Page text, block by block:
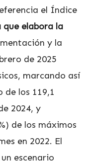
el Índice
que elabora la
y la
de 2025
marcando así
de los 119,1
2024, y
de los máximos
en 2022. El
escenario